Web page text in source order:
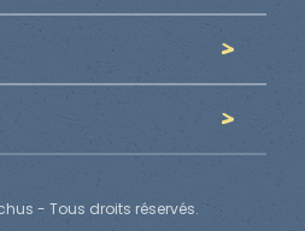
- Tous droits réservés.